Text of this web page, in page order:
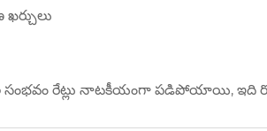
సంభవం రేట్లు నాటకీయంగా పడిపోయాయి, ఇది